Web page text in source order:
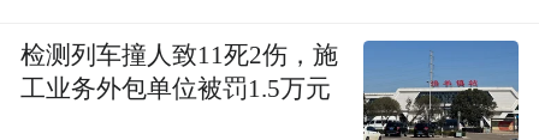
检测列车撞人致11死2伤，施
工业务外包单位被罚1.5万元